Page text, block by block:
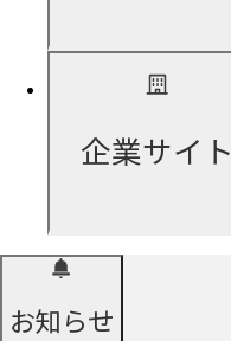
企業サイト
お知らせ